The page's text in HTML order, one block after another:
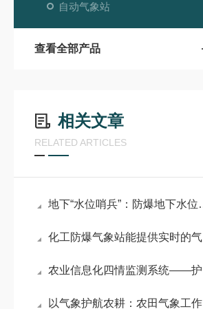
自动气象站
查看全部产品
相关文章
RELATED ARTICLES
地下“水位哨兵”：防爆地下水位自动监测装置的隐秘守护
化工防爆气象站能提供实时的气象数据
农业信息化四情监测系统——护航农耕，筑牢智慧农业丰产增收防线
以气象护航农耕：农田气象工作站筑牢农田安全屏障#2026已更新